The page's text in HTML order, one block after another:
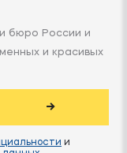
бюро России и
и красивых
→
и